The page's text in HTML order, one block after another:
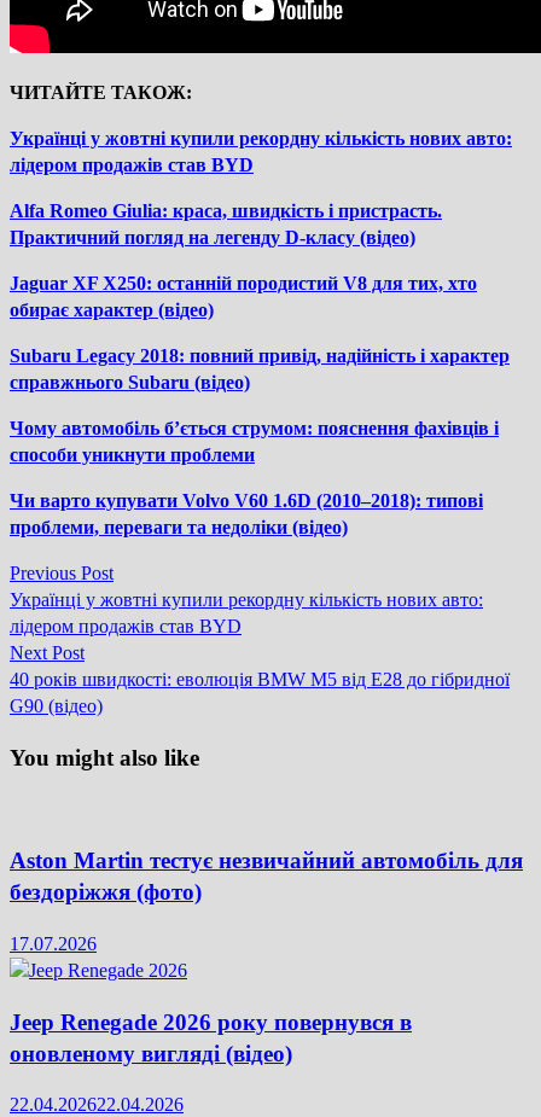
ЧИТАЙТЕ ТАКОЖ:
Українці у жовтні купили рекордну кількість нових авто:
лідером продажів став BYD
Alfa Romeo Giulia: краса, швидкість і пристрасть.
Практичний погляд на легенду D-класу (відео)
Jaguar XF X250: останній породистий V8 для тих, хто
обирає характер (відео)
Subaru Legacy 2018: повний привід, надійність і характер
справжнього Subaru (відео)
Чому автомобіль б’ється струмом: пояснення фахівців і
способи уникнути проблеми
Чи варто купувати Volvo V60 1.6D (2010–2018): типові
проблеми, переваги та недоліки (відео)
Навігація
записів
Previous PostPrevious
post:
Українці у жовтні купили рекордну кількість нових авто:
лідером продажів став BYD
Next PostNext
post:
40 років швидкості: еволюція BMW M5 від E28 до гібридної
G90 (відео)
You might also like
Aston Martin тестує незвичайний автомобіль для
бездоріжжя (фото)
17.07.2026
Jeep Renegade 2026 року повернувся в
оновленому вигляді (відео)
22.04.202622.04.2026